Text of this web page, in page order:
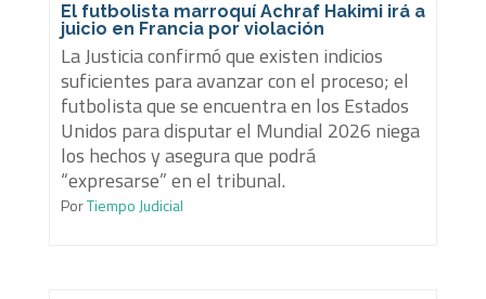
El futbolista marroquí Achraf Hakimi irá a
juicio en Francia por violación
La Justicia confirmó que existen indicios
suficientes para avanzar con el proceso; el
futbolista que se encuentra en los Estados
Unidos para disputar el Mundial 2026 niega
los hechos y asegura que podrá
“expresarse” en el tribunal.
PorTiempo Judicial